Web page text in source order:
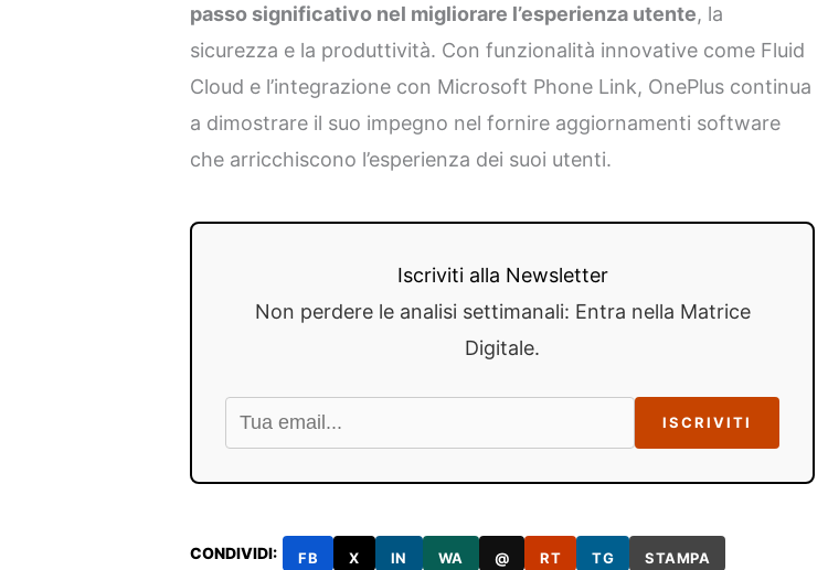
passo significativo nel migliorare l’esperienza utente, la
sicurezza e la produttività. Con funzionalità innovative come Fluid
Cloud e l’integrazione con Microsoft Phone Link, OnePlus continua
a dimostrare il suo impegno nel fornire aggiornamenti software
che arricchiscono l’esperienza dei suoi utenti.
Iscriviti alla Newsletter
Non perdere le analisi settimanali: Entra nella Matrice
Digitale.
ISCRIVITI
CONDIVIDI: FB X IN WA @ RT TG STAMPA